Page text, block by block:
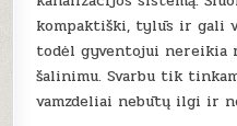
kompaktiški, tylūs ir gali
todėl gyventojui nereikia
šalinimu. Svarbu tik
vamzdeliai nebūtų ilgi ir